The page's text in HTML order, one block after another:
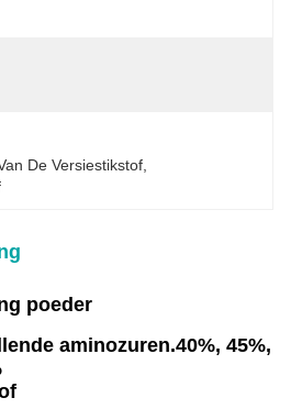
De Versiestikstof
poeder
aminozuren.40%, 45%,